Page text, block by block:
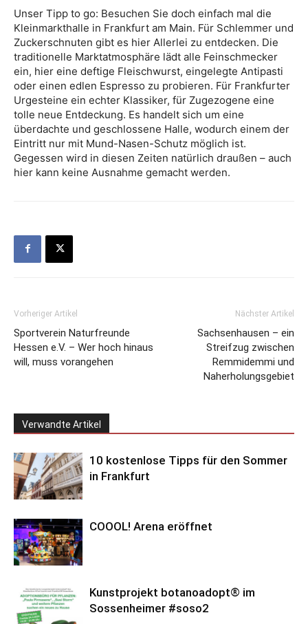
Unser Tipp to go: Besuchen Sie doch einfach mal die
Kleinmarkthalle in Frankfurt am Main. Für Schlemmer und
Zuckerschnuten gibt es hier Allerlei zu entdecken. Die
traditionelle Marktatmosphäre lädt alle Feinschmecker
ein, hier eine deftige Fleischwurst, eingelegte Antipasti
oder einen edlen Espresso zu probieren. Für Frankfurter
Urgesteine ein echter Klassiker, für Zugezogene eine
tolle neue Entdeckung. Es handelt sich um eine
überdachte und geschlossene Halle, wodurch einem der
Eintritt nur mit Mund-Nasen-Schutz möglich ist.
Gegessen wird in diesen Zeiten natürlich draußen – auch
hier kann keine Ausnahme gemacht werden.
Vorheriger Artikel
Sportverein Naturfreunde
Hessen e.V. – Wer hoch hinaus
will, muss vorangehen
Nächster Artikel
Sachsenhausen – ein
Streifzug zwischen
Remmidemmi und
Naherholungsgebiet
Verwandte Artikel
10 kostenlose Tipps für den Sommer
in Frankfurt
COOOL! Arena eröffnet
Kunstprojekt botanoadopt® im
Sossenheimer #soso2